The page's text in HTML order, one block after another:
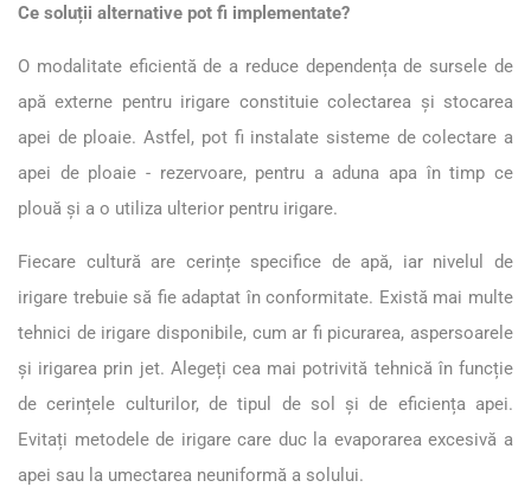
Ce soluții alternative pot fi implementate?
O modalitate eficientă de a reduce dependența de sursele de
apă externe pentru irigare constituie colectarea și stocarea
apei de ploaie. Astfel, pot fi instalate sisteme de colectare a
apei de ploaie - rezervoare, pentru a aduna apa în timp ce
plouă și a o utiliza ulterior pentru irigare.
Fiecare cultură are cerințe specifice de apă, iar nivelul de
irigare trebuie să fie adaptat în conformitate. Există mai multe
tehnici de irigare disponibile, cum ar fi picurarea, aspersoarele
și irigarea prin jet. Alegeți cea mai potrivită tehnică în funcție
de cerințele culturilor, de tipul de sol și de eficiența apei.
Evitați metodele de irigare care duc la evaporarea excesivă a
apei sau la umectarea neuniformă a solului.